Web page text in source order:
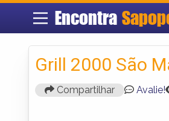
Encontra
Grill 2000 São
Compartilhar Avalie!